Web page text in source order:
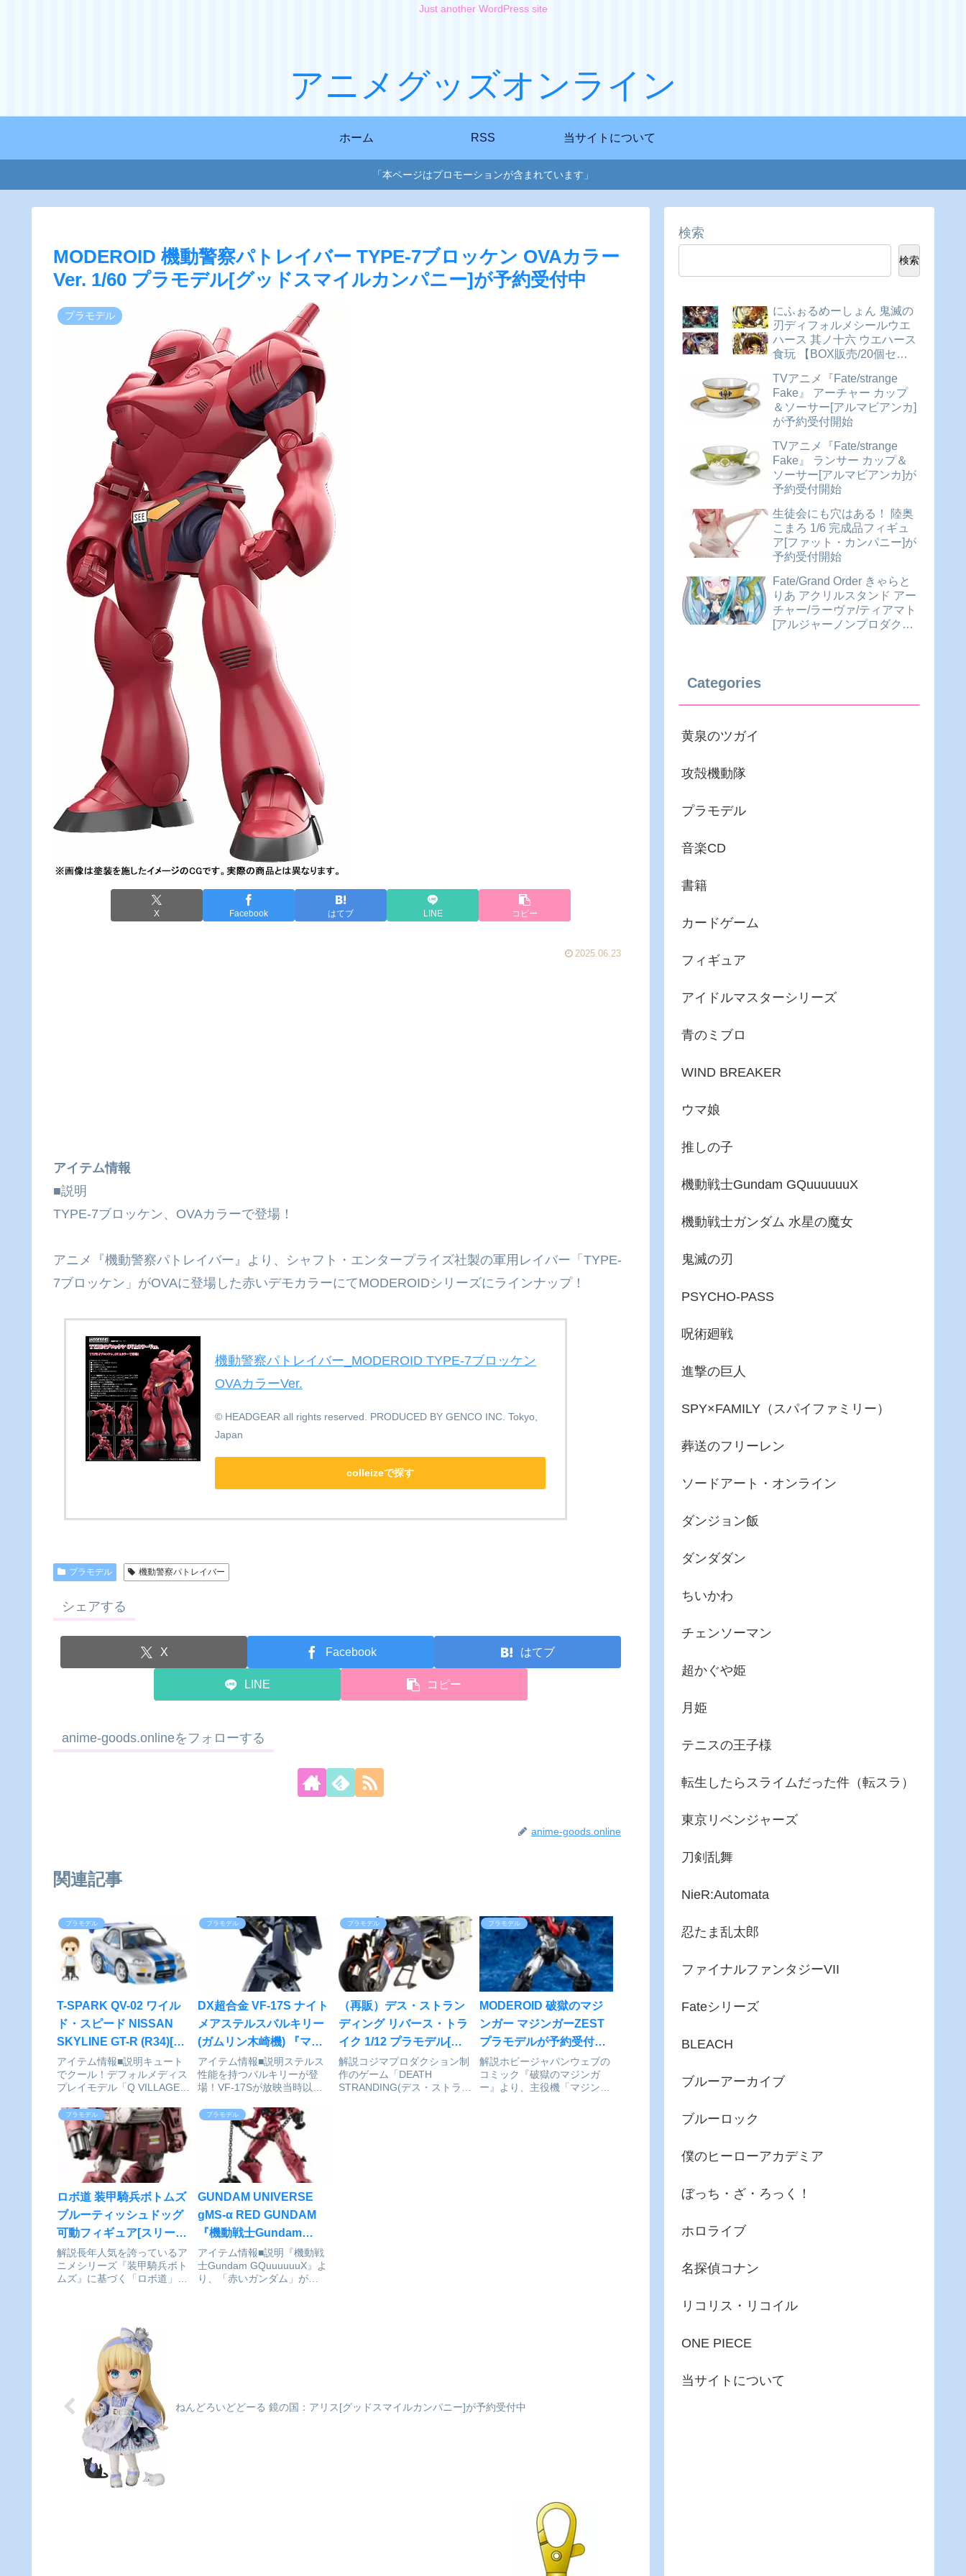
Just another WordPress site
アニメグッズオンライン
ホーム RSS 当サイトについて
「本ページはプロモーションが含まれています」
MODEROID 機動警察パトレイバー TYPE-7ブロッケン OVAカラー
Ver. 1/60 プラモデル[グッドスマイルカンパニー]が予約受付中
プラモデル
X Facebook はてブ LINE コピー
2025.06.23
アイテム情報
■説明
TYPE-7ブロッケン、OVAカラーで登場！
アニメ『機動警察パトレイバー』より、シャフト・エンタープライズ社製の軍用レイバー「TYPE-
7ブロッケン」がOVAに登場した赤いデモカラーにてMODEROIDシリーズにラインナップ！
機動警察パトレイバー_MODEROID TYPE-7ブロッケン
OVAカラーVer.
© HEADGEAR all rights reserved. PRODUCED BY GENCO INC. Tokyo,
Japan
colleizeで探す
プラモデル 機動警察パトレイバー
シェアする
X Facebook はてブ
LINE コピー
anime-goods.onlineをフォローする
anime-goods.online
関連記事
プラモデル
T-SPARK QV-02 ワイル
ド・スピード NISSAN
SKYLINE GT-R (R34)[タ
カラトミー]が予約受付中
アイテム情報■説明キュート
でクール！デフォルメディス
プレイモデル「Q VILLAGE」
ツにホビーでキュートでクー
ルな世界観を提案。デフォル
メカーとミニフィグがセット
になった完成品ディスプレイ
モデル仕様。映画『ワイル...
プラモデル
DX超合金 VF-17S ナイト
メアステルスバルキリー
(ガムリン木崎機) 『マク
ロス7』[BANDAI
SPIRITS]が予約受付中
アイテム情報■説明ステルス
性能を持つバルキリーが登
場！VF-17Sが放映当時以来
場。DX超合金では、進化形
であるVF-171から逆算して
立体化。「ステルスバルキリ
ー」の名の通り、ファイター
形態での薄さを再現。10月
プラモデル
（再販）デス・ストラン
ディング リバース・トラ
イク 1/12 プラモデル[コ
トブキヤ]が予約受付中
解説コジマプロダクション制
作のゲーム「DEATH
STRANDING(デス・ストラン
プラモデル
MODEROID 破獄のマジ
ンガー マジンガーZEST
プラモデルが予約受付開
始
解説ホビージャパンウェブの
コミック『破獄のマジンガ
ー』より、主役機「マジンガ
プラモデル
ロボ道 装甲騎兵ボトムズ
ブルーティッシュドッグ
可動フィギュア[スリー・
ゼロ]が予約受付開始
解説長年人気を誇っているア
ニメシリーズ『装甲騎兵ボト
ムズ』に基づく「ロボ道」ア
開発したブルーティッシュド
ッグ！『装甲騎兵ボトムズ』
ロボ道 ブルーティッシュドッ
プラモデル
GUNDAM UNIVERSE
gMS-α RED GUNDAM
『機動戦士Gundam
GQuuuuuuX』[BANDAI
SPIRITS]が予約受付開始
アイテム情報■説明『機動戦
士Gundam GQuuuuuuX』よ
り、「赤いガンダム」が
ねんどろいどどーる 鏡の国：アリス[グッドスマイルカンパニー]が予約受付中
検索
検索
にふぉるめーしょん 鬼滅の
刃ディフォルメシールウエ
ハース 其ノ十六 ウエハース
食玩 【BOX販売/20個セッ
TVアニメ『Fate/strange
Fake』 アーチャー カップ
＆ソーサー[アルマビアンカ]
が予約受付開始
TVアニメ『Fate/strange
Fake』 ランサー カップ＆
ソーサー[アルマビアンカ]が
予約受付開始
生徒会にも穴はある！ 陸奥
こまろ 1/6 完成品フィギュ
ア[ファット・カンパニー]が
予約受付開始
Fate/Grand Order きゃらと
りあ アクリルスタンド アー
チャー/ラーヴァ/ティアマト
[アルジャーノンプロダクト]
Categories
黄泉のツガイ
攻殻機動隊
プラモデル
音楽CD
書籍
カードゲーム
フィギュア
アイドルマスターシリーズ
青のミブロ
WIND BREAKER
ウマ娘
推しの子
機動戦士Gundam GQuuuuuuX
機動戦士ガンダム 水星の魔女
鬼滅の刃
PSYCHO-PASS
呪術廻戦
進撃の巨人
SPY×FAMILY（スパイファミリー）
葬送のフリーレン
ソードアート・オンライン
ダンジョン飯
ダンダダン
ちいかわ
チェンソーマン
超かぐや姫
月姫
テニスの王子様
転生したらスライムだった件（転スラ）
東京リベンジャーズ
刀剣乱舞
NieR:Automata
忍たま乱太郎
ファイナルファンタジーVII
Fateシリーズ
BLEACH
ブルーアーカイブ
ブルーロック
僕のヒーローアカデミア
ぼっち・ざ・ろっく！
ホロライブ
名探偵コナン
リコリス・リコイル
ONE PIECE
当サイトについて